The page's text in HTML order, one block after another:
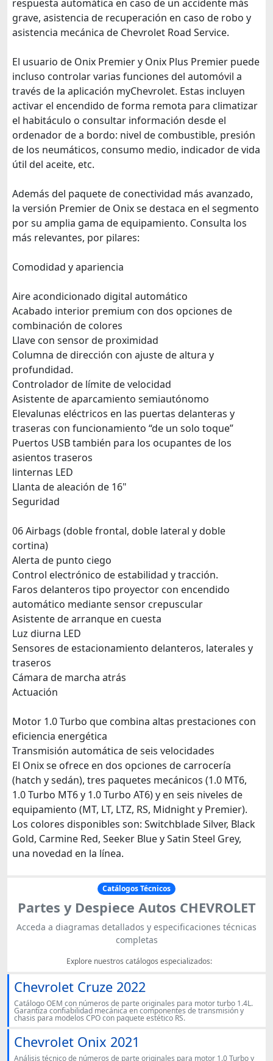
respuesta automática en caso de un accidente más
grave, asistencia de recuperación en caso de robo y
asistencia mecánica de Chevrolet Road Service.
El usuario de Onix Premier y Onix Plus Premier puede
incluso controlar varias funciones del automóvil a
través de la aplicación myChevrolet. Estas incluyen
activar el encendido de forma remota para climatizar
el habitáculo o consultar información desde el
ordenador de a bordo: nivel de combustible, presión
de los neumáticos, consumo medio, indicador de vida
útil del aceite, etc.
Además del paquete de conectividad más avanzado,
la versión Premier de Onix se destaca en el segmento
por su amplia gama de equipamiento. Consulta los
más relevantes, por pilares:
Comodidad y apariencia
Aire acondicionado digital automático
Acabado interior premium con dos opciones de
combinación de colores
Llave con sensor de proximidad
Columna de dirección con ajuste de altura y
profundidad.
Controlador de límite de velocidad
Asistente de aparcamiento semiautónomo
Elevalunas eléctricos en las puertas delanteras y
traseras con funcionamiento “de un solo toque”
Puertos USB también para los ocupantes de los
asientos traseros
linternas LED
Llanta de aleación de 16"
Seguridad
06 Airbags (doble frontal, doble lateral y doble
cortina)
Alerta de punto ciego
Control electrónico de estabilidad y tracción.
Faros delanteros tipo proyector con encendido
automático mediante sensor crepuscular
Asistente de arranque en cuesta
Luz diurna LED
Sensores de estacionamiento delanteros, laterales y
traseros
Cámara de marcha atrás
Actuación
Motor 1.0 Turbo que combina altas prestaciones con
eficiencia energética
Transmisión automática de seis velocidades
El Onix se ofrece en dos opciones de carrocería
(hatch y sedán), tres paquetes mecánicos (1.0 MT6,
1.0 Turbo MT6 y 1.0 Turbo AT6) y en seis niveles de
equipamiento (MT, LT, LTZ, RS, Midnight y Premier).
Los colores disponibles son: Switchblade Silver, Black
Gold, Carmine Red, Seeker Blue y Satin Steel Grey,
una novedad en la línea.
Catálogos Técnicos
Partes y Despiece Autos CHEVROLET
Acceda a diagramas detallados y especificaciones técnicas
completas
Explore nuestros catálogos especializados:
Chevrolet Cruze 2022
Catálogo OEM con números de parte originales para motor turbo 1.4L.
Garantiza confiabilidad mecánica en componentes de transmisión y
chasis para modelos CPO con paquete estético RS.
Chevrolet Onix 2021
Análisis técnico de números de parte originales para motor 1.0 Turbo y